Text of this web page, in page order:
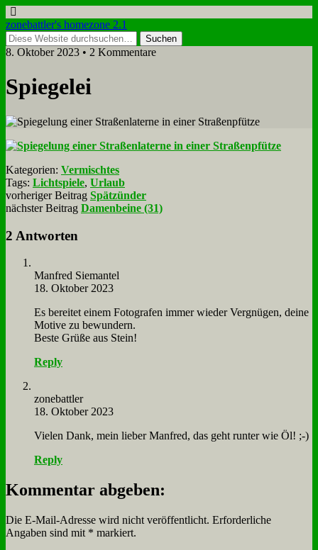
zonebattler's homezone 2.1
8. Oktober 2023 • 2 Kommentare
Spie­gelei
Kategorien: Vermischtes
Tags: Lichtspiele, Urlaub
vorheriger Beitrag Spätzünder
nächster Beitrag Damenbeine (31)
2 Antworten
Man­fred Sie­man­tel
18. Oktober 2023
Es be­rei­tet ei­nem Fo­to­gra­fen im­mer wie­der Ver­gnü­gen, dei­ne
Mo­ti­ve zu be­wun­dern.
Be­ste Grü­ße aus Stein!
Reply
zone­batt­ler
18. Oktober 2023
Vie­len Dank, mein lie­ber Man­fred, das geht run­ter wie Öl! ;-)
Reply
Kommentar abgeben:
Die E-Mail-Adresse wird nicht veröffentlicht. Erforderliche
Angaben sind mit * markiert.